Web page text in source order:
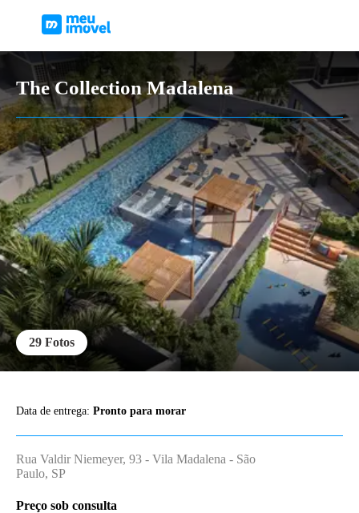
The Collection Madalena
29 Fotos
Data de entrega: Pronto para morar
Rua Valdir Niemeyer, 93 - Vila Madalena - São
Paulo, SP
Preço sob consulta